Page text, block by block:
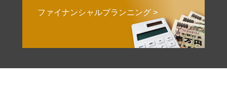
ファイナンシャルプランニング >